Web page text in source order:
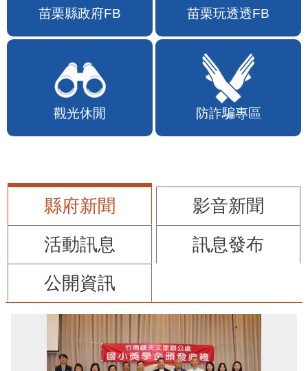
苗栗縣政府FB 苗栗玩透透FB
觀光休閒 防詐騙專區
縣府新聞
影音新聞
活動訊息
訊息發布
公開資訊